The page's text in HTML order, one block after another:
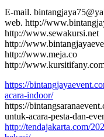
E-mail.
web. http://
http://www.sewakursi.net
http://
http://www.meja.co
http://
https://
acara-indoor/
https://
untuk-acara-pesta-dan-
http://tendajakarta.com/